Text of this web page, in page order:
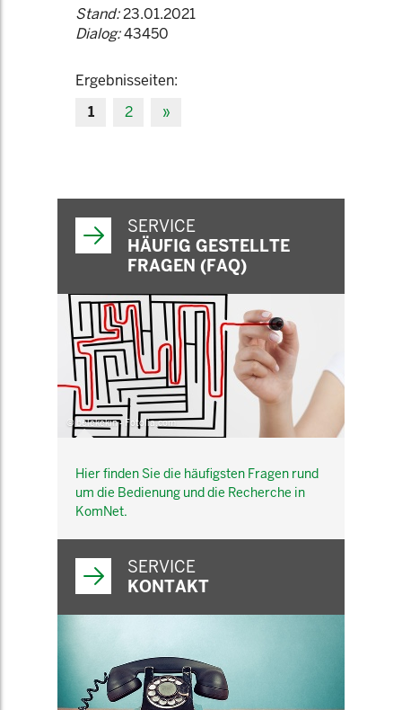
Stand:23.01.2021
Dialog:43450
Ergebnisseiten:
1
2 »
SERVICE
HÄUFIG GESTELLTE
FRAGEN (FAQ)
© belekekin - Fotolia.com
Hier finden Sie die häufigsten Fragen rund
um die Bedienung und die Recherche in
KomNet.
SERVICE
KONTAKT